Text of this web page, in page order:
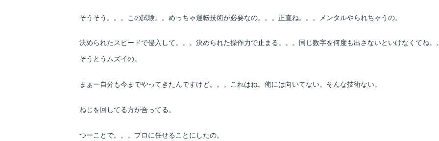
そうそう。。。この試験。。めっちゃ運転技術が必要なの。。。正直ね。。。メンタルやられちゃうの。
決められたスピードで侵入して。。。決められた操作力で止まる。。。同じ数字を何度も出さないといけなくてね。
そうとうムズイの。
まぁー自分も今までやってきたんですけど。。。これはね。俺には向いてない。そんな技術ない。
ねじを回してる方が合ってる。
つーことで。。。プロに任せることにしたの。